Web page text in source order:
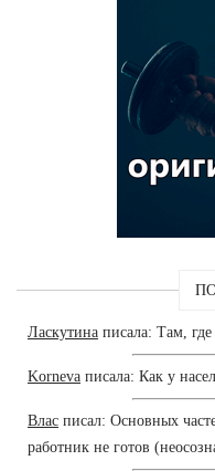
Ласкутина писала: Там,
Korneva писала: Как у
Влас писал: Основных
работник не готов